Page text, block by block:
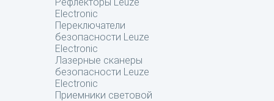
Electronic
Переключатели
безопасности Leuze
Electronic
Лазерные сканеры
безопасности Leuze
Electronic
Приемники световой